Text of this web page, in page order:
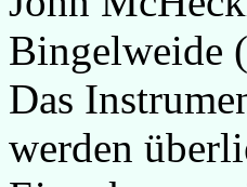
Bingelweide
Das
werden